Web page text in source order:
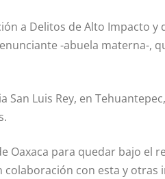
a Delitos de Alto Impacto y
-abuela materna-,
Luis Rey, en
Oaxaca para quedar bajo el
con esta y otras